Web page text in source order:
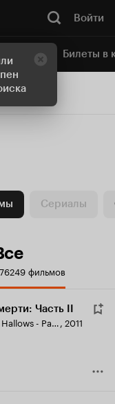
Войти
Билеты в
Сериалы
фильмов
Часть II
Harry Potter and the Deathly Hallows - Part 2, 2011